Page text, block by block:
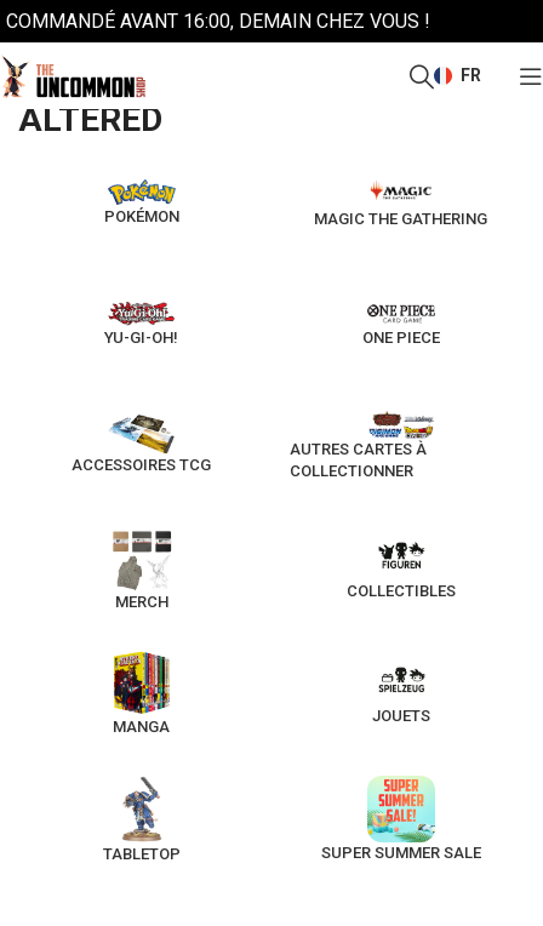
COMMANDÉ AVANT 16:00, DEMAIN CHEZ VOUS !
FR
Accueil/Altered
ALTERED
POKÉMON MAGIC THE GATHERING
YU-GI-OH! ONE PIECE
ACCESSOIRES TCG
AUTRES CARTES À
COLLECTIONNER
MERCH
COLLECTIBLES
MANGA
JOUETS
TABLETOP SUPER SUMMER SALE